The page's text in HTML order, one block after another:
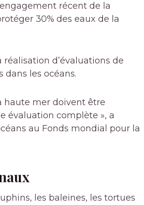
récent de la
30% des eaux de la
d’évaluations de
les océans.
haute mer doivent être
évaluation complète », a
au Fonds mondial pour la
les baleines, les tortues